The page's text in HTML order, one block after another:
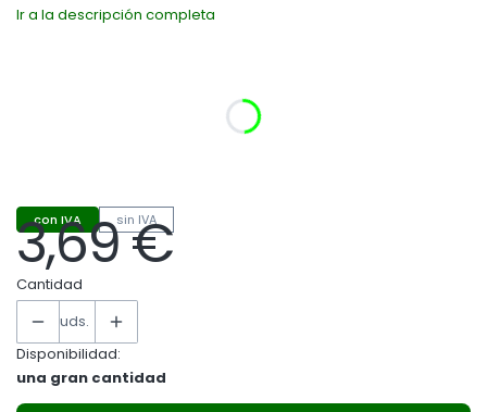
Ir a la descripción completa
con IVA sin IVA
Precio
3,69 €
Cantidad
uds.
Disponibilidad:
una gran cantidad